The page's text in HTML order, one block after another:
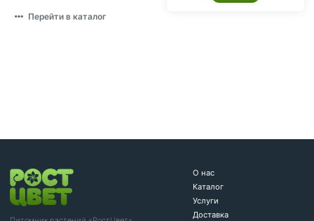
Перейти в каталог
О нас
Каталог
Услуги
Доставка